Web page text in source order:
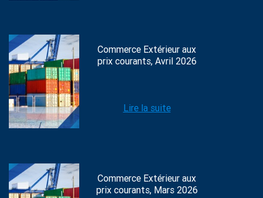
Commerce Extérieur aux
prix courants, Avril 2026
Lire la suite
Commerce Extérieur aux
prix courants, Mars 2026